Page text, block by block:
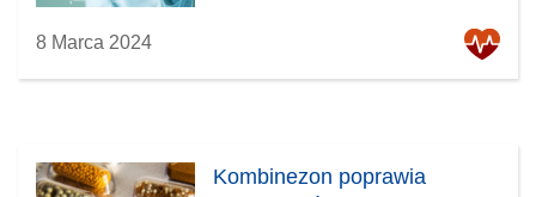
8 Marca 2024
Kombinezon poprawia